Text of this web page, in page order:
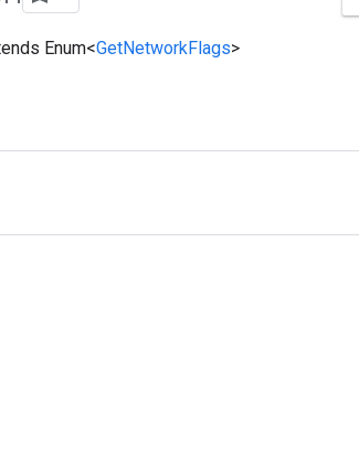
Enum<GetNetworkFlags>